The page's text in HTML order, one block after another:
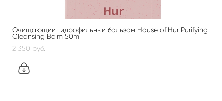
Очищающий гидрофильный бальзам House of Hur Purifying
Cleansing Balm 50ml
2 350 pуб.